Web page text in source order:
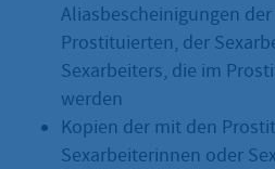
Aliasbescheinigungen
Prostituierten, der
Sexarbeiters, die im
werden
Kopien der mit den
Sexarbeiterinnen oder